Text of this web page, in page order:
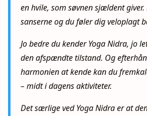
en hvile, som søvnen sjældent
sanserne og du føler dig veloplagt
Jo bedre du kender Yoga Nidra, jo
den afspændte tilstand. Og
harmonien at kende kan du
– midt i dagens aktiviteter.
Det særlige ved Yoga Nidra er at